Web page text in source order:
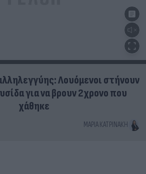
Λουόμενοι στήνουν
για να βρουν 2χρονο που
χάθηκε
ΜΑΡΊΑ ΚΑΤΡΙΝΆΚΗ